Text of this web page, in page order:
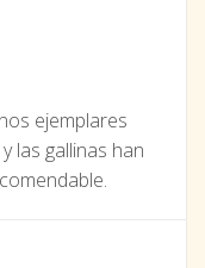
ejemplares
las gallinas han